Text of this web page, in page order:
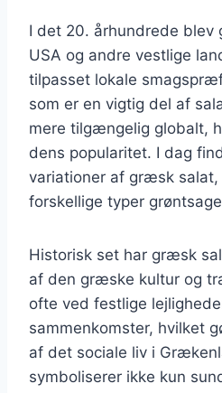
I det 20. århundrede
USA og andre vestlige
tilpasset lokale
som er en vigtig del af
mere tilgængelig globalt,
dens popularitet. I dag
variationer af græsk salat,
forskellige typer
Historisk set har græsk
af den græske kultur og
ofte ved festlige
sammenkomster, hvilket
af det sociale liv i
symboliserer ikke kun